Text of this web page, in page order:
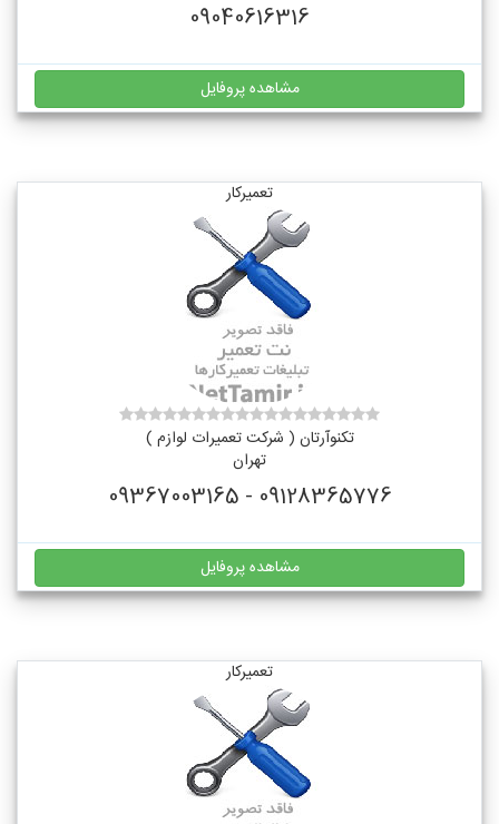
09040616316
مشاهده پروفایل
تعمیرکار
تکنوآرتان ( شرکت تعمیرات لوازم )
تهران
09128365776 - 09367003165
مشاهده پروفایل
تعمیرکار